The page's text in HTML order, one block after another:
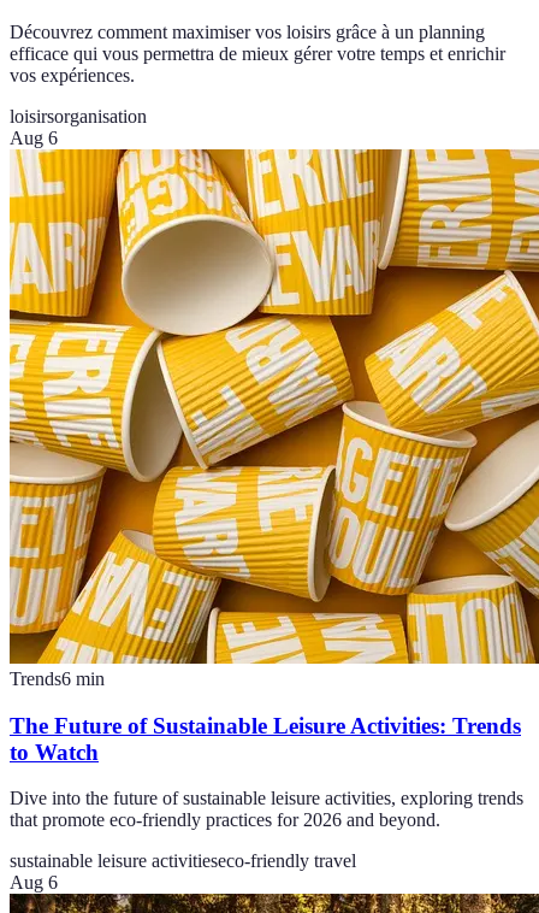
Découvrez comment maximiser vos loisirs grâce à un planning
efficace qui vous permettra de mieux gérer votre temps et enrichir
vos expériences.
loisirsorganisation
Aug 6
Trends6 min
The Future of Sustainable Leisure Activities: Trends
to Watch
Dive into the future of sustainable leisure activities, exploring trends
that promote eco-friendly practices for 2026 and beyond.
sustainable leisure activitieseco-friendly travel
Aug 6